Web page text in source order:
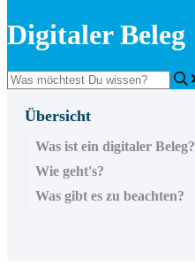
Digitaler Beleg
Übersicht
Was ist ein digitaler Beleg?
Wie geht's?
Was gibt es zu beachten?